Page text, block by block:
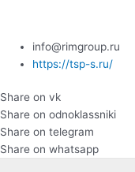
info@rimgroup.ru
https://tsp-s.ru/
Share on vk
Share on odnoklassniki
Share on telegram
Share on whatsapp